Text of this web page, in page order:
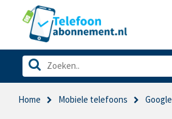
Home Mobiele telefoons Google